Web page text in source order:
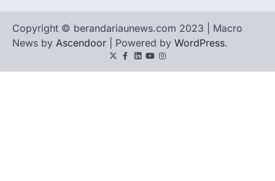
Copyright © berandariaunews.com 2023 | Macro
News by Ascendoor | Powered by WordPress.